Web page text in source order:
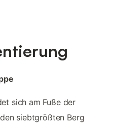
sich am Fuße der
siebtgrößten Berg